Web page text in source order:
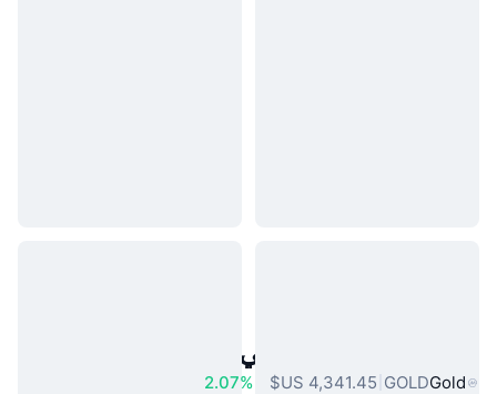
أصول العالم الحقيقي الشائعة
Gold
GOLD
2.07%